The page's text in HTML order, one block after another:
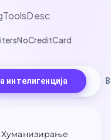
интелигенција